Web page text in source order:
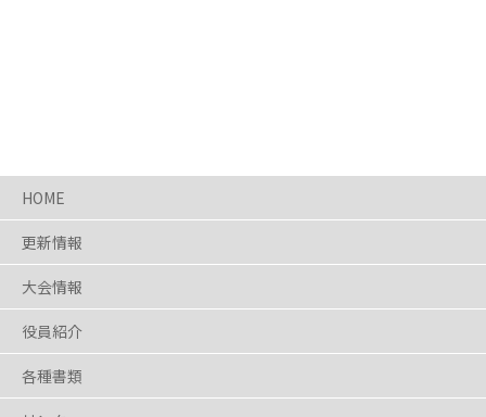
HOME
更新情報
大会情報
役員紹介
各種書類